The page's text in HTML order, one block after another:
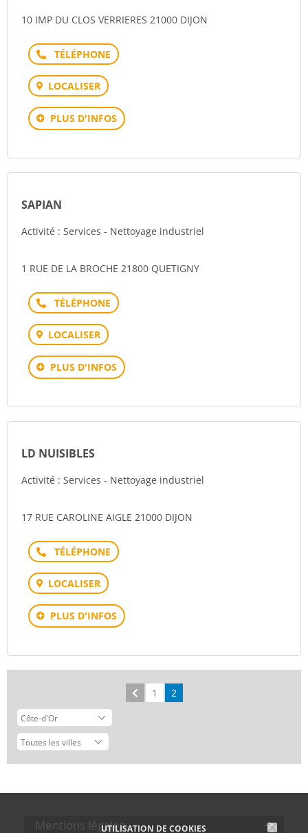
UTILISATION DE COOKIES
10 IMP DU CLOS VERRIERES 21000 DIJON
Téléphone
LOCALISER
PLUS D'INFOS
SAPIAN
Activité : Services - Nettoyage industriel
1 RUE DE LA BROCHE 21800 QUETIGNY
Téléphone
LOCALISER
PLUS D'INFOS
LD NUISIBLES
Activité : Services - Nettoyage industriel
17 RUE CAROLINE AIGLE 21000 DIJON
Téléphone
LOCALISER
PLUS D'INFOS
Précédent
1 2
Mentions légales